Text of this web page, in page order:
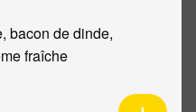
bacon de dinde,
fraîche